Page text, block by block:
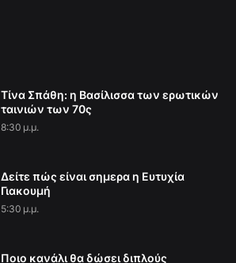
Τίνα Σπάθη: η Βασίλισσα των ερωτικών
ταινιών των 70ς
8:30 μ.μ.
Δείτε πώς είναι σημερα η Ευτυχία
Γιακουμή
5:30 μ.μ.
Ποιο κανάλι θα δώσει διπλούς